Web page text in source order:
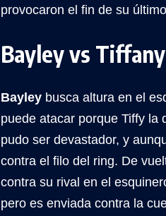
provocaron el fin de su
Bayley vs
Bayley busca altura en el
puede atacar porque Tiffy la
pudo ser devastador, y
contra el filo del ring. De
contra su rival en el
pero es enviada contra la